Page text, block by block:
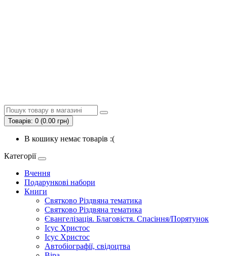
Товарів: 0 (0.00 грн)
В кошику немає товарів :(
Категорії
Вчення
Подарункові набори
Книги
Святково Різдвяна тематика
Святково Різдвяна тематика
Євангелізація. Благовістя. Спасіння/Порятунок
Ісус Христос
Ісус Христос
Автобіографії, свідоцтва